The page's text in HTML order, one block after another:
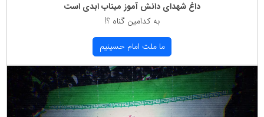
داغ شهدای دانش آموز میناب ابدی است
به كدامین گناه ؟!
ما ملت امام حسینیم